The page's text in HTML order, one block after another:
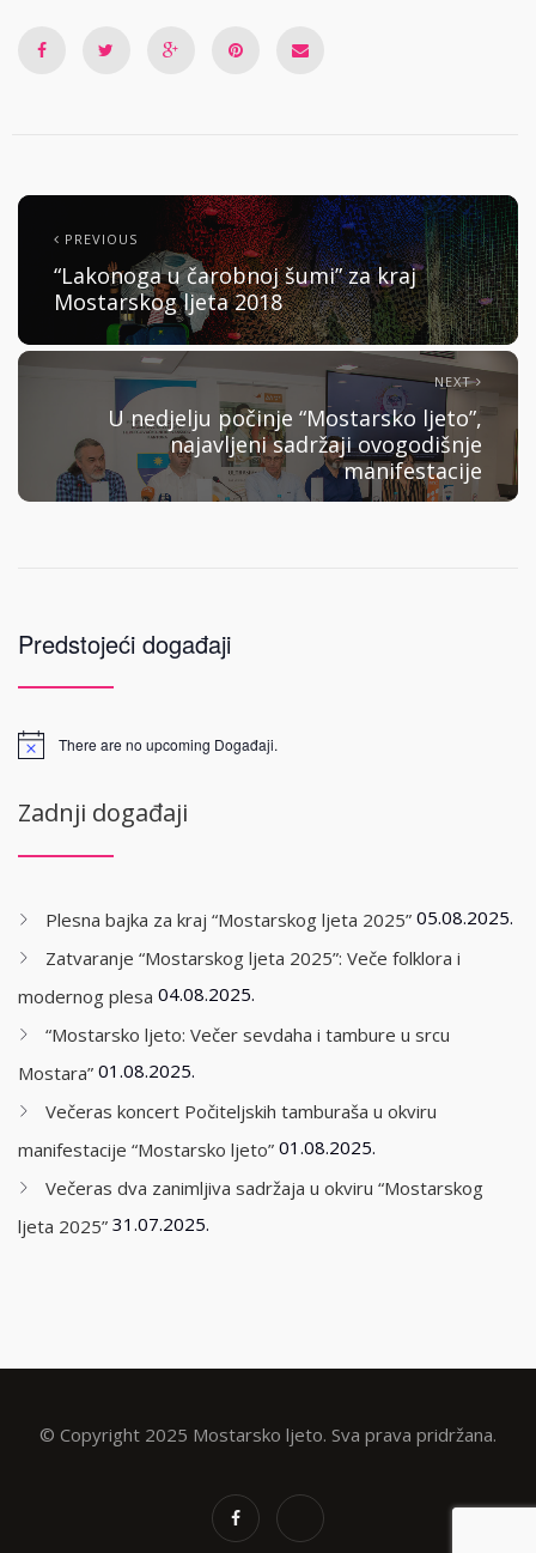
PREVIOUS
“Lakonoga u čarobnoj šumi” za kraj
Mostarskog ljeta 2018
NEXT
U nedjelju počinje “Mostarsko ljeto”,
najavljeni sadržaji ovogodišnje
manifestacije
Predstojeći događaji
There are no upcoming Događaji.
Zadnji događaji
Plesna bajka za kraj “Mostarskog ljeta 2025” 05.08.2025.
Zatvaranje “Mostarskog ljeta 2025”: Veče folklora i
modernog plesa 04.08.2025.
“Mostarsko ljeto: Večer sevdaha i tambure u srcu
Mostara” 01.08.2025.
Večeras koncert Počiteljskih tamburaša u okviru
manifestacije “Mostarsko ljeto” 01.08.2025.
Večeras dva zanimljiva sadržaja u okviru “Mostarskog
ljeta 2025” 31.07.2025.
© Copyright 2025 Mostarsko ljeto. Sva prava pridržana.